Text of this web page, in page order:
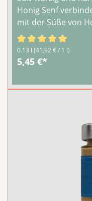
Honig Senf
mit der Süße von
Tiefe von
einzigartigen
hervorragend zu
Durchschnittliche
0.13 l (41,92 € / 1 l)
5,45 €*